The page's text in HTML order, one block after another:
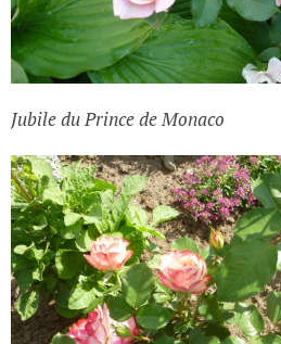
Jubile du Prince de Monaco